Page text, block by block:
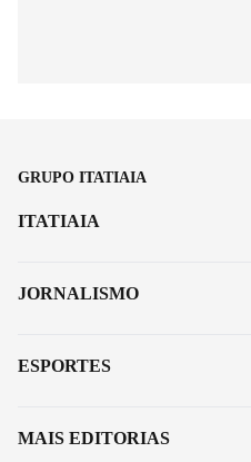
GRUPO ITATIAIA
ITATIAIA
JORNALISMO
ESPORTES
MAIS EDITORIAS